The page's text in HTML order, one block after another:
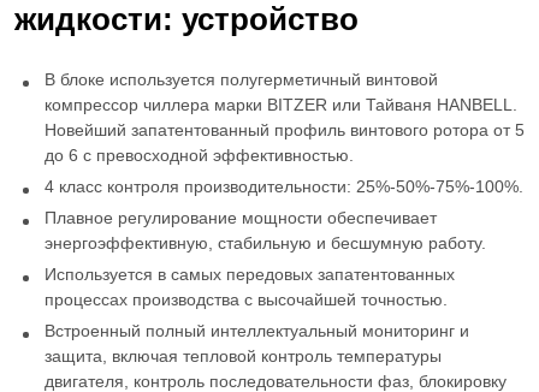
жидкости: устройство
В блоке используется полугерметичный винтовой
компрессор чиллера марки BITZER или Тайваня HANBELL.
Новейший запатентованный профиль винтового ротора от 5
до 6 с превосходной эффективностью.
4 класс контроля производительности: 25%-50%-75%-100%.
Плавное регулирование мощности обеспечивает
энергоэффективную, стабильную и бесшумную работу.
Используется в самых передовых запатентованных
процессах производства с высочайшей точностью.
Встроенный полный интеллектуальный мониторинг и
защита, включая тепловой контроль температуры
двигателя, контроль последовательности фаз, блокировку